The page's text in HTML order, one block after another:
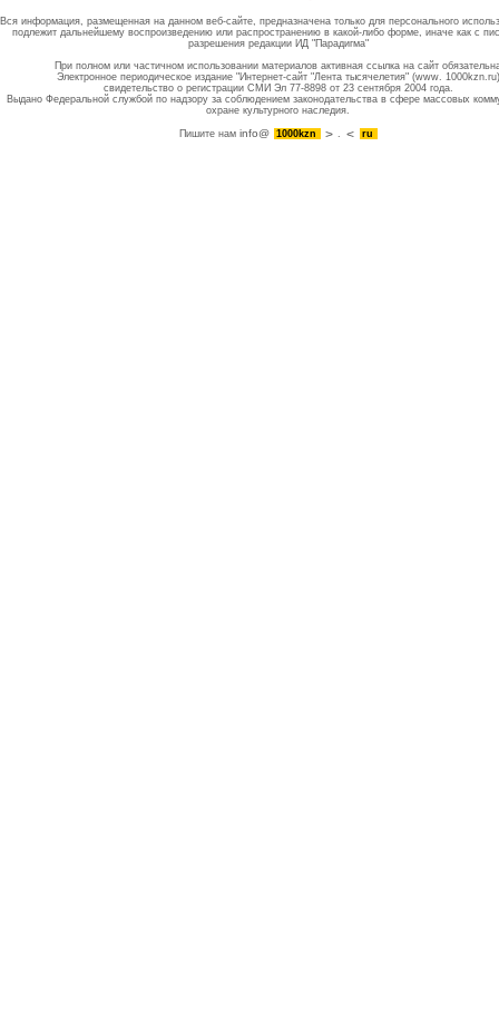
Вся информация, размещенная на данном веб-сайте, предназначена только для персонального
подлежит дальнейшему воспроизведению или распространению в какой-либо форме, иначе как с
разрешения редакции ИД "Парадигма"
При полном или частичном использовании материалов активная ссылка на сайт
Электронное периодическое издание "Интернет-сайт "Лента тысячелетия" (www. 1000kzn.ru)
свидетельство о регистрации СМИ Эл 77-8898 от 23 сентября 2004 года.
Выдано Федеральной службой по надзору за соблюдением законодательства в сфере массовых
охране культурного наследия.
Пишите намinfo@ 1000kzn . ru